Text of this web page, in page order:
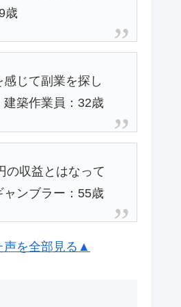
歳
じて副業を探し
建築作業員：32歳
の収益とはなって
ンブラー：55歳
を全部見る▲